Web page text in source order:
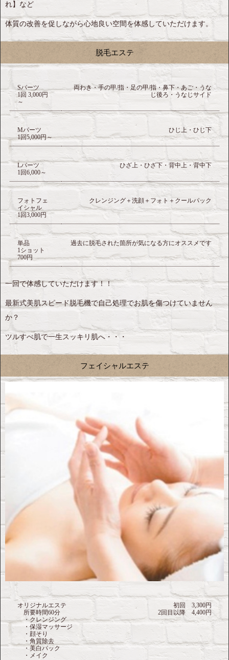
れ】など
体質の改善を促しながら心地良い空間を体感していただけます。
脱毛エステ
Sパーツ
1回 3,000円
～
両わき・手の甲/指・足の甲/指・鼻下・あご・うな
じ後ろ・うなじサイド
Mパーツ
1回5,000円～
ひじ上・ひじ下
Lパーツ
1回6,000～
ひざ上・ひざ下・背中上・背中下
フォトフェ
イシャル
1回3,000円
クレンジング＋洗顔＋フォト＋クールパック
単品
1ショット
700円
過去に脱毛された箇所が気になる方にオススメです
一回で体感していただけます！！
最新式美肌スピード脱毛機で自己処理でお肌を傷つけていません
か？
ツルすべ肌で一生スッキリ肌へ・・・
フェイシャルエステ
オリジナルエステ
所要時間60分
・クレンジング
・保湿マッサージ
・顔そり
・角質除去
・美白パック
・メイク
初回 3,300円
2回目以降 4,400円